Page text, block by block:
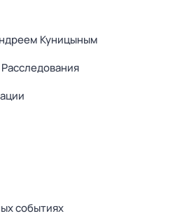
Куницыным
событиях